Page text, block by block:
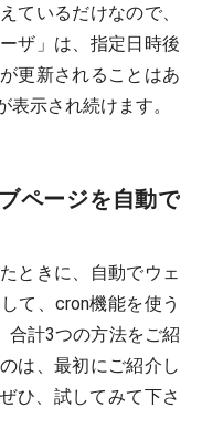
ているだけなので、
ザ」は、指定日時後
更新されることはあ
示され続けます。
ページを自動で
ときに、自動でウェ
て、cron機能を使う
合計3つの方法をご紹
は、最初にご紹介し
ひ、試してみて下さ